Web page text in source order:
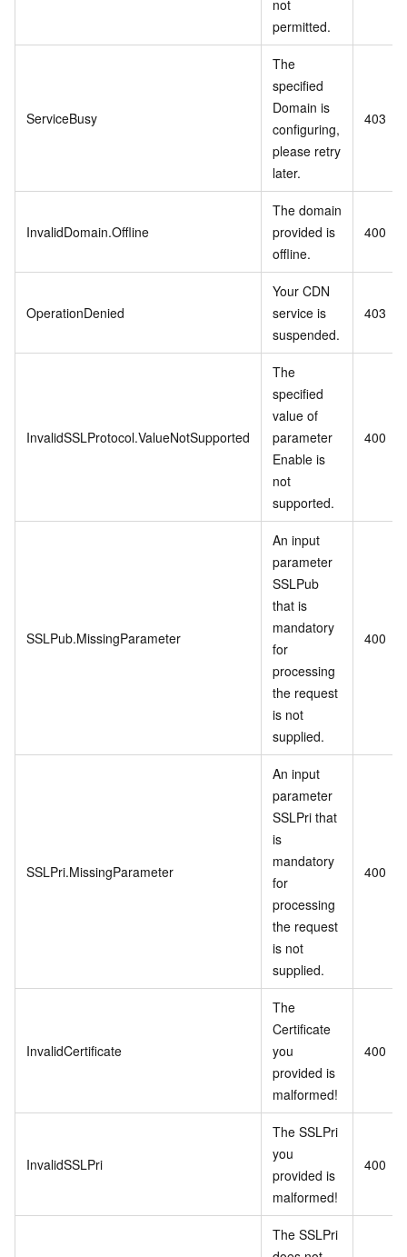
not
permitted.
ServiceBusy
The
specified
Domain is
configuring,
please retry
later.
403
InvalidDomain.Offline
The domain
provided is
offline.
400
OperationDenied
Your CDN
service is
suspended.
403
InvalidSSLProtocol.ValueNotSupported
The
specified
value of
parameter
Enable is
not
supported.
400
SSLPub.MissingParameter
An input
parameter
SSLPub
that is
mandatory
for
processing
the request
is not
supplied.
400
SSLPri.MissingParameter
An input
parameter
SSLPri that
is
mandatory
for
processing
the request
is not
supplied.
400
InvalidCertificate
The
Certificate
you
provided is
malformed!
400
InvalidSSLPri
The SSLPri
you
provided is
malformed!
400
The SSLPri